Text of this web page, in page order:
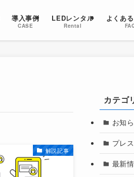
導入事例
CASE
LEDレンタル
Rental
よくあ
解説記事
カテゴ
お知
プレ
最新